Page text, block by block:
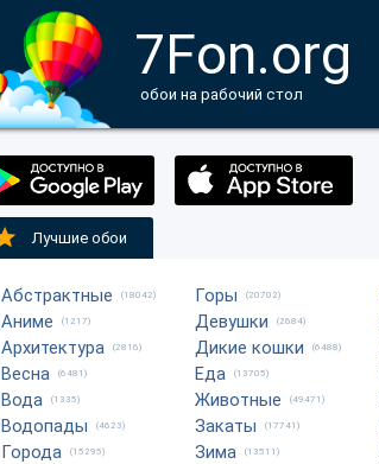
7Fon.org
обои на рабочий стол
Лучшие обои
Абстрактные (18042)
Аниме (1217)
Архитектура (2816)
Весна (6481)
Вода (1335)
Водопады (4623)
Города (15295)
Горы (20702)
Девушки (2684)
Дикие кошки (6488)
Еда (13705)
Животные (49471)
Закаты (17741)
Зима (13511)